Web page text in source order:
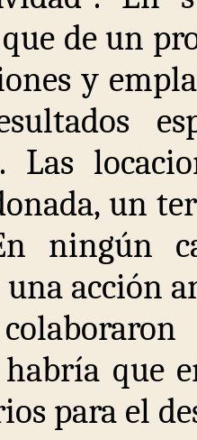
que de un
y
Las
un
ningún
acción
habría que
para el